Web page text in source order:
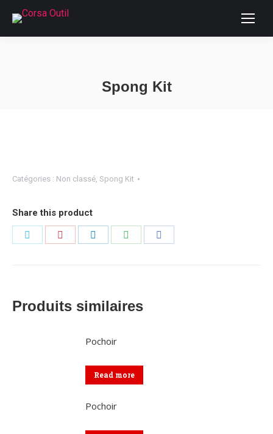
Spong Kit
Catégories : Non classé, Spong Kit
Share this product
Partager Partager Partager Partager
Produits similaires
Pochoir
Read more
Pochoir